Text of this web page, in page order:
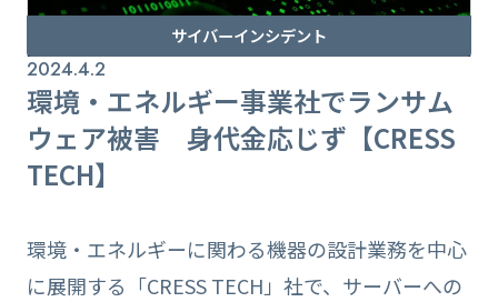
サイバーインシデント
2024.4.2
環境・エネルギー事業社でランサム
ウェア被害 身代金応じず【CRESS
TECH】
環境・エネルギーに関わる機器の設計業務を中心
に展開する「CRESS TECH」社で、サーバーへの